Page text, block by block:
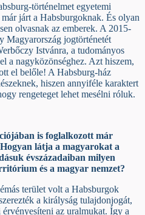
történelmet egyetemi
járt a Habsburgoknak. És olyan
olvasnak az emberek. A 2015-
Magyarország jogtörténetét
Istvánra, a tudományos
a nagyközönséghez. Azt hiszem,
el belőle! A Habsburg-ház
hiszen annyiféle karaktert
rengeteget lehet mesélni róluk.
is foglalkozott már
látja a magyarokat a
évszázadaiban milyen
és a magyar nemzet?
terület volt a Habsburgok
a királyság tulajdonjogát,
az uralmukat. Így a